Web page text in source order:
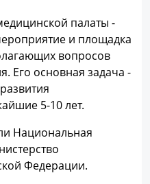
палаты -
и площадка
вопросов
Его основная задача -
5-10 лет.
Национальная
Федерации.